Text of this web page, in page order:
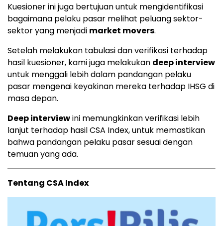
Kuesioner ini juga bertujuan untuk mengidentifikasi
bagaimana pelaku pasar melihat peluang sektor-
sektor yang menjadi market movers.
Setelah melakukan tabulasi dan verifikasi terhadap
hasil kuesioner, kami juga melakukan deep interview
untuk menggali lebih dalam pandangan pelaku
pasar mengenai keyakinan mereka terhadap IHSG di
masa depan.
Deep interviewini memungkinkan verifikasi lebih
lanjut terhadap hasil CSA Index, untuk memastikan
bahwa pandangan pelaku pasar sesuai dengan
temuan yang ada.
Tentang CSA Index